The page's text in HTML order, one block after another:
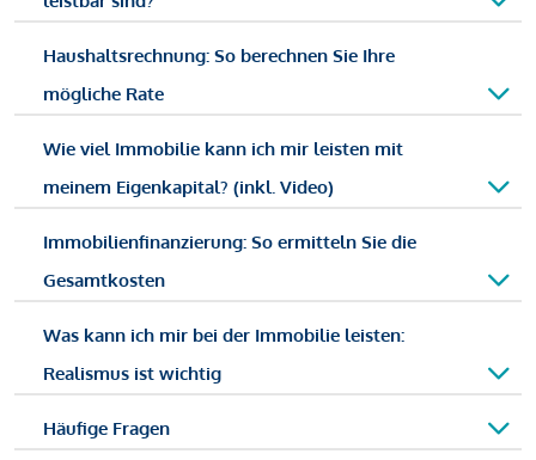
Haushaltsrechnung: So berechnen Sie Ihre
mögliche Rate
Wie viel Immobilie kann ich mir leisten mit
meinem Eigenkapital? (inkl. Video)
Immobilienfinanzierung: So ermitteln Sie die
Gesamtkosten
Was kann ich mir bei der Immobilie leisten:
Realismus ist wichtig
Häufige Fragen